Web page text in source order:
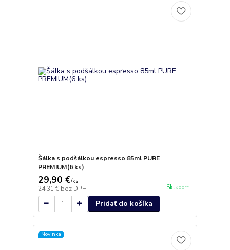
Šálka s podšálkou espresso 85ml PURE
PREMIUM(6 ks)
29,90 €/ks
24,31 € bez DPH Skladom
Pridať do košíka
Novinka